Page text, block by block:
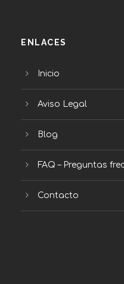
ENLACES
Inicio
Aviso Legal
Blog
FAQ – Preguntas
Contacto